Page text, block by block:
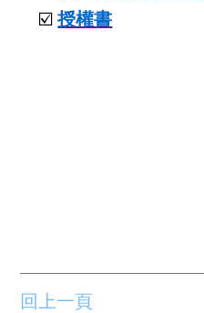
☑️授權書
回上一頁